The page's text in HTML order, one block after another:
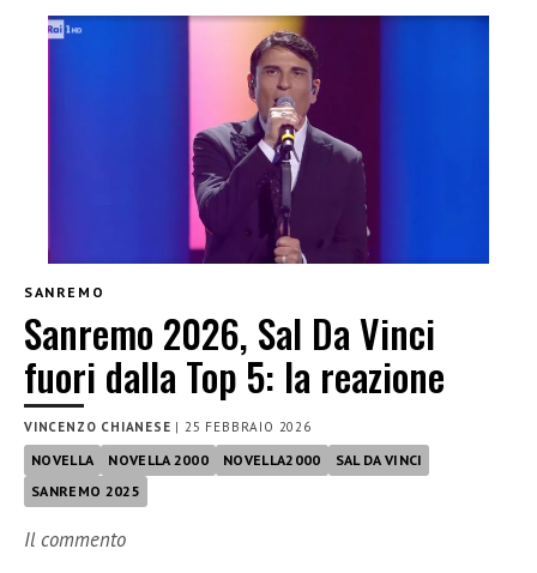
SANREMO
Sanremo 2026, Sal Da Vinci
fuori dalla Top 5: la reazione
VINCENZO CHIANESE |25 FEBBRAIO 2026
NOVELLA NOVELLA 2000 NOVELLA2000
SAL DA VINCI
SANREMO 2025
Il commento